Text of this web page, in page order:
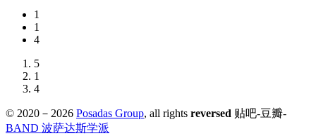
1
1
4
5
1
4
© 2020－ 2026 Posadas Group, all rights reversed 贴吧-豆瓣-
BAND 波萨达斯学派